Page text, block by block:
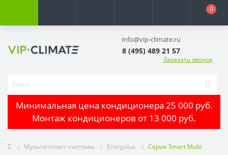
0
info@vip-climate.ru
8 (495) 489 21 57
Заказать звонок
Минимальная цена кондиционера 25 000 руб.
Монтаж кондиционеров от 13 000 руб.
Мульти-сплит-системы Energolux Серия Smart Multi